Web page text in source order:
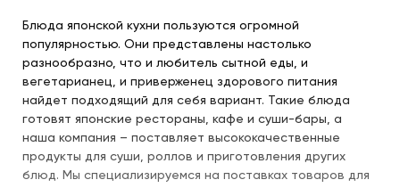
Блюда японской кухни пользуются огромной
популярностью. Они представлены настолько
разнообразно, что и любитель сытной еды, и
вегетарианец, и приверженец здорового питания
найдет подходящий для себя вариант. Такие блюда
готовят японские рестораны, кафе и суши-бары, а
наша компания – поставляет высококачественные
продукты для суши, роллов и приготовления других
блюд. Мы специализируемся на поставках товаров для